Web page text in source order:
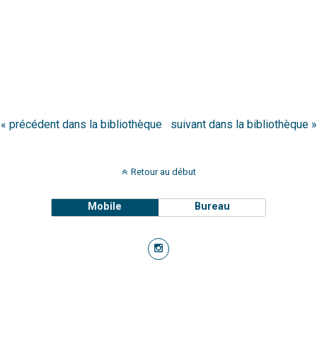
« précédent dans la bibliothèque suivant dans la bibliothèque »
Retour au début
Mobile Bureau